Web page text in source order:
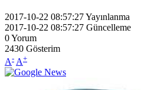
2017-10-22 08:57:27Yayınlanma
2017-10-22 08:57:27 Güncelleme
0Yorum
2430 Gösterim
A- A+